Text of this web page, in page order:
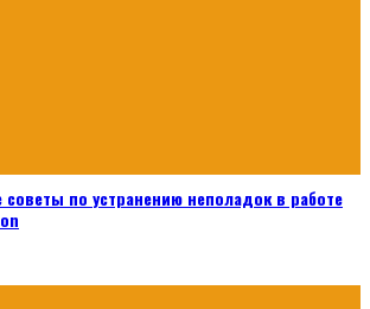
советы по устранению неполадок в работе